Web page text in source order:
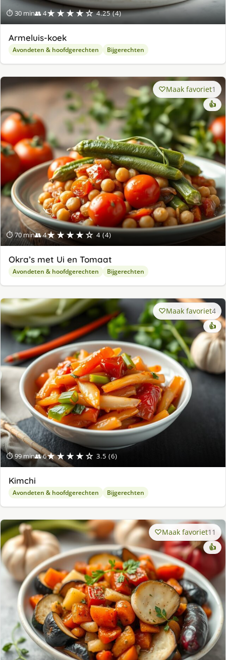
⏱ 30 min👥 4★★★★☆ 4.25 (4)
Armeluis-koek
Avondeten & hoofdgerechten Bijgerechten
⏱ 70 min👥 4★★★★☆ 4 (4)
Maak favoriet1
👍
Okra’s met Ui en Tomaat
Avondeten & hoofdgerechten Bijgerechten
⏱ 99 min👥 6★★★★☆ 3.5 (6)
Maak favoriet4
👍
Kimchi
Avondeten & hoofdgerechten Bijgerechten
Maak favoriet11
👍